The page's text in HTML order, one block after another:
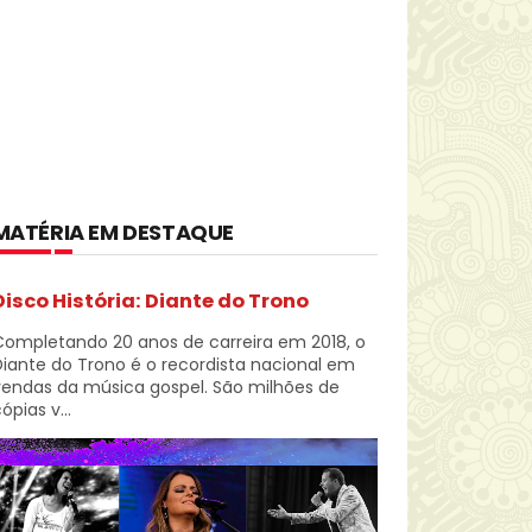
EM DESTAQUE
História: Diante do Trono
20 anos de carreira em 2018, o
do Trono é o recordista nacional em
da música gospel. São milhões de
v...